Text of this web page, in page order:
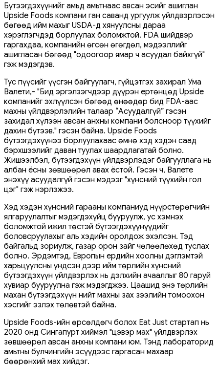
Бүтээгдэхүүнийг амьд амьтнаас авсан эсийг ашиглан
Upside Foods компани ган ​​саванд ургуулж үйлдвэрлэсэн
бөгөөд ийм махыг USDA-д хянуулсны дараа
хэрэглэгчдэд борлуулах боломжтой. FDA шийдвэр
гаргахдаа, компанийн өгсөн өгөгдөл, мэдээллийг
ашигласан бөгөөд "одоогоор ямар ч асуудал байхгүй"
гэж мэдэгдэв.
Тус пүүсийг үүсгэн байгуулагч, гүйцэтгэх захирал Ума
Валети,- "Бид эргэлзэгчдээр дүүрэн ертөнцөд Upside
компанийг эхлүүлсэн бөгөөд өнөөдөр бид FDA-аас
махны үйлдвэрлэлийн талаар “Асуудалгүй” гэсэн
захидал хүлээн авсан анхны компани болсноор түүхийг
дахин бүтээв." гэсэн байна. Upside Foods
бүтээгдэхүүнээ борлуулахаас өмнө хэд хэдэн саад
бэрхшээлийг даван туулах шаардлагатай болно.
Жишээлбэл, бүтээгдэхүүн үйлдвэрлэдэг байгууллага нь
албан ёсны зөвшөөрөл авах ёстой. Гэсэн ч, Валете
энэхүү асуудалгүй гэсэн мэдээг "хүнсний түүхийн гол
цэг" гэж нэрлэжээ.
Хэд хэдэн хүнсний гарааны компаниуд нүүрстөрөгчийн
ялгаруулалтыг мэдэгдэхүйц бууруулж, ус хэмнэх
боломжтой ижил төстэй бүтээгдэхүүнүүдийг
боловсруулахыг аль хэдийн оролдож эхэлсэн. Тэд
байгальд зориулж, газар орон зайг чөлөөлөхөд туслах
болно. Эрдэмтэд, Европын ердийн хоолны дэглэмтэй
харьцуулсны үндсэн дээр ийм төрлийн хүнсний
бүтээгдэхүүн үйлдвэрлэх нь дэлхийн ачааллыг 80 гаруй
хувиар бууруулна гэж мэдэгджээ. Цаашид энэ төрлийн
махан бүтээгдэхүүн нийт махны зах зээлийн томоохон
хэсгийг эзлэх төлөвтэй байна.
Upside Foods-ийн өрсөлдөгч болох Eat Just стартап нь
2020 онд Сингапурт хиймэл "цэвэр мах" үйлдвэрлэх
зөвшөөрөл авсан анхны компани юм. Тэнд лабораторид
амьтны булчингийн эсүүдээс гаргасан махаар
бөөрөнхий мах хийдэг.